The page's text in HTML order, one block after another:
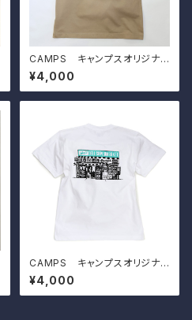
CAMPS キャンプスオリジナル
Tシャツ【 GRIND BREW the C
AMP 】
¥4,000
CAMPS キャンプスオリジナル
Tシャツ【 store 】
¥4,000